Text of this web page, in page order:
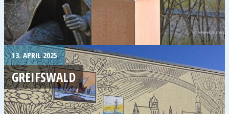
13. APRIL 2025
GREIFSWALD